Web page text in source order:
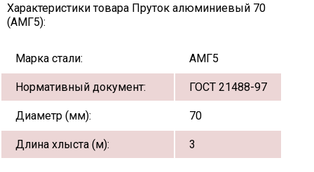
Характеристики товара Пруток алюминиевый 70
(АМГ5):
Марка стали: АМГ5
Нормативный документ: ГОСТ 21488-97
Диаметр (мм): 70
Длина хлыста (м): 3